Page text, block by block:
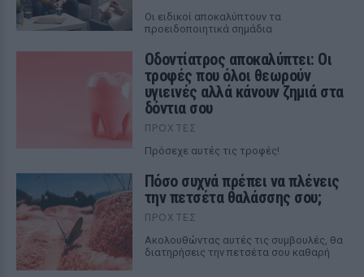
Οι ειδικοί αποκαλύπτουν τα
προειδοποιητικά σημάδια
Οδοντίατρος αποκαλύπτει: Οι
τροφές που όλοι θεωρούν
υγιεινές αλλά κάνουν ζημιά στα
δόντια σου
ΠΡΟΧΤΈΣ
Πρόσεχε αυτές τις τροφές!
Πόσο συχνά πρέπει να πλένεις
την πετσέτα θαλάσσης σου;
ΠΡΟΧΤΈΣ
Ακολουθώντας αυτές τις συμβουλές, θα
διατηρήσεις την πετσέτα σου καθαρή